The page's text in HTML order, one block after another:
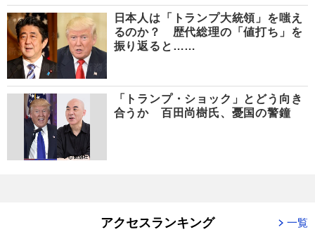
日本人は「トランプ大統領」を嗤え
るのか？ 歴代総理の「値打ち」を
振り返ると……
「トランプ・ショック」とどう向き
合うか 百田尚樹氏、憂国の警鐘
アクセスランキング 一覧